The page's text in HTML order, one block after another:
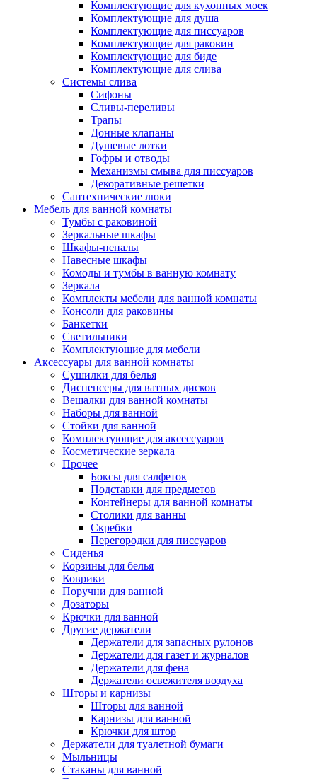
Комплектующие для кухонных моек
Комплектующие для душа
Комплектующие для писсуаров
Комплектующие для раковин
Комплектующие для биде
Комплектующие для слива
Системы слива
Сифоны
Сливы-переливы
Трапы
Донные клапаны
Душевые лотки
Гофры и отводы
Механизмы смыва для писсуаров
Декоративные решетки
Сантехнические люки
Мебель для ванной комнаты
Тумбы с раковиной
Зеркальные шкафы
Шкафы-пеналы
Навесные шкафы
Комоды и тумбы в ванную комнату
Зеркала
Комплекты мебели для ванной комнаты
Консоли для раковины
Банкетки
Светильники
Комплектующие для мебели
Аксессуары для ванной комнаты
Сушилки для белья
Диспенсеры для ватных дисков
Вешалки для ванной комнаты
Наборы для ванной
Стойки для ванной
Комплектующие для аксессуаров
Косметические зеркала
Прочее
Боксы для салфеток
Подставки для предметов
Контейнеры для ванной комнаты
Столики для ванны
Скребки
Перегородки для писсуаров
Сиденья
Корзины для белья
Коврики
Поручни для ванной
Дозаторы
Крючки для ванной
Другие держатели
Держатели для запасных рулонов
Держатели для газет и журналов
Держатели для фена
Держатели освежителя воздуха
Шторы и карнизы
Шторы для ванной
Карнизы для ванной
Крючки для штор
Держатели для туалетной бумаги
Мыльницы
Стаканы для ванной